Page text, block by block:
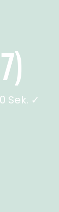
Sek. ✓